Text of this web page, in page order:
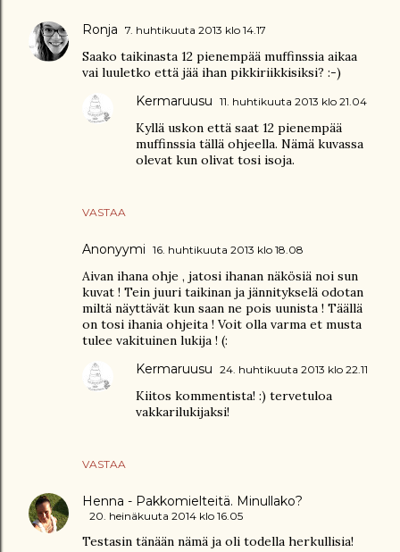
Ronja 7. huhtikuuta 2013 klo 14.17
Saako taikinasta 12 pienempää muffinssia aikaa
vai luuletko että jää ihan pikkiriikkisiksi? :-)
VASTAA
Kermaruusu 11. huhtikuuta 2013 klo 21.04
Kyllä uskon että saat 12 pienempää
muffinssia tällä ohjeella. Nämä kuvassa
olevat kun olivat tosi isoja.
Anonyymi 16. huhtikuuta 2013 klo 18.08
Aivan ihana ohje , jatosi ihanan näkösiä noi sun
kuvat ! Tein juuri taikinan ja jännitykselä odotan
miltä näyttävät kun saan ne pois uunista ! Täällä
on tosi ihania ohjeita ! Voit olla varma et musta
tulee vakituinen lukija ! (:
VASTAA
Kermaruusu 24. huhtikuuta 2013 klo 22.11
Kiitos kommentista! :) tervetuloa
vakkarilukijaksi!
Henna - Pakkomielteitä. Minullako?
20. heinäkuuta 2014 klo 16.05
Testasin tänään nämä ja oli todella herkullisia!